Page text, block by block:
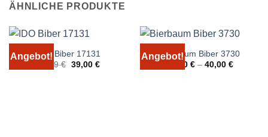
ÄHNLICHE PRODUKTE
Angebot!IDO Biber 17131
59,99€ Ursprünglicher
39,00 €Aktueller
Angebot!
Bierbaum Biber 3730
25,00 €– 40,00 €